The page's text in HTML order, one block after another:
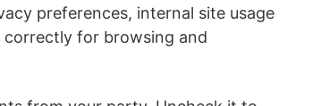
preferences, internal site usage
for browsing and